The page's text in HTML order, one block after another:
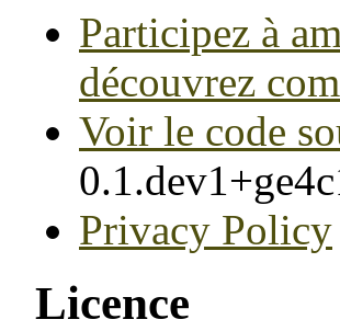
Participez à
découvrez
Voir le code
Privacy Policy
Licence